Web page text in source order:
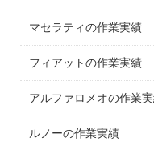
マセラティの作業実績
フィアットの作業実績
アルファロメオの作業
ルノーの作業実績